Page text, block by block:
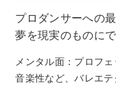
プロダンサーへの最
夢を現実のものに
メンタル面：プロフ
音楽性など、バレエ